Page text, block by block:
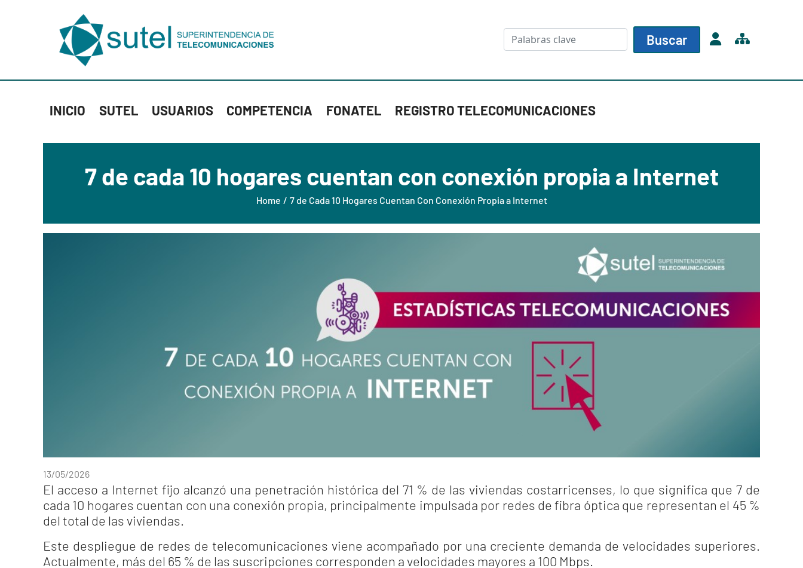
Buscar Buscar
INICIO SUTEL USUARIOS COMPETENCIA FONATEL REGISTRO TELECOMUNICACIONES
7 de cada 10 hogares cuentan con conexión propia a Internet
Home 7 de Cada 10 Hogares Cuentan Con Conexión Propia a Internet
13/05/2026
El acceso a Internet fijo alcanzó una penetración histórica del 71 % de las viviendas costarricenses, lo que significa que 7 de
cada 10 hogares cuentan con una conexión propia, principalmente impulsada por redes de fibra óptica que representan el 45 %
del total de las viviendas.
Este despliegue de redes de telecomunicaciones viene acompañado por una creciente demanda de velocidades superiores.
Actualmente, más del 65 % de las suscripciones corresponden a velocidades mayores a 100 Mbps.